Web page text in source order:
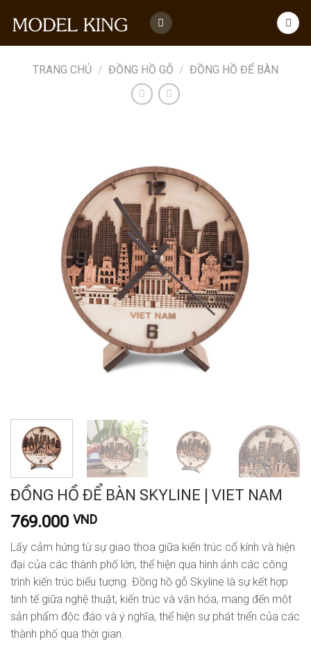
content
TRANG CHỦ / ĐỒNG HỒ GỖ / ĐỒNG HỒ ĐỂ BÀN
ĐỒNG HỒ ĐỂ BÀN SKYLINE | VIET NAM
769.000 VND
Lấy cảm hứng từ sự giao thoa giữa kiến trúc cổ kính và hiện
đại của các thành phố lớn, thể hiện qua hình ảnh các công
trình kiến trúc biểu tượng. Đồng hồ gỗ Skyline là sự kết hợp
tinh tế giữa nghệ thuật, kiến trúc và văn hóa, mang đến một
sản phẩm độc đáo và ý nghĩa, thể hiện sự phát triển của các
thành phố qua thời gian.